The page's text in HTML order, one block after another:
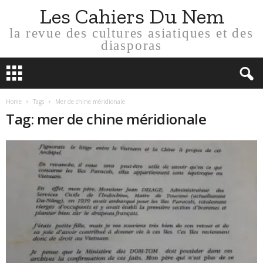
Les Cahiers Du Nem
la revue des cultures asiatiques et des
diasporas
Home Tags Mer de chine méridionale
Tag: mer de chine méridionale